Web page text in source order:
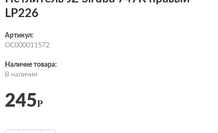
LP226
Артикул:
ОС000011572
Наличие товара:
В наличии
245Р